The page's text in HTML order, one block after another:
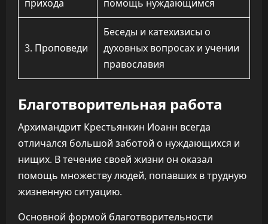
прихода помощь нуждающимся
3. Проповеди
Беседы и катехизисы о
духовных вопросах и учении
православия
Благотворительная работа
Архимандрит Крестьянкин Иоанн всегда
отличался большой заботой о нуждающихся и
нищих. В течение своей жизни он оказал
помощь множеству людей, попавших в трудную
жизненную ситуацию.
Основной формой благотворительности